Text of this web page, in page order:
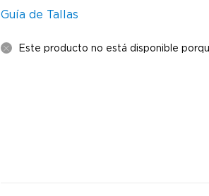
Guía de Tallas
Este producto no está disponible